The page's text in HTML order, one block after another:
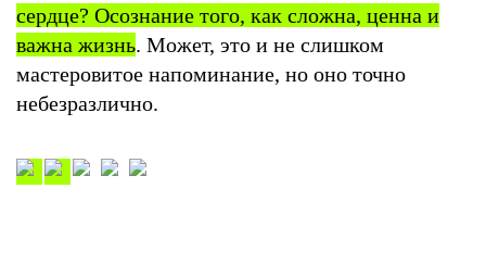
сердце? Осознание того, как сложна, ценна и
важна жизнь. Может, это и не слишком
мастеровитое напоминание, но оно точно
небезразлично.